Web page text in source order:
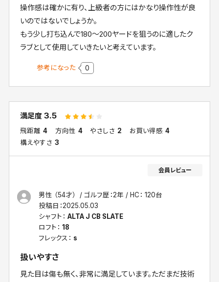
操作感は確かに有り、上級者の方にはかなり操作性が良
いのではないでしょうか。
もう少し打ち込んで180〜200ヤードを狙うのに適したク
ラブとして使用していきたいと考えています。
参考になった 0
満足度3.5
飛距離 4 方向性 4 やさしさ 2 お買い得感 4
構えやすさ 3
男性 （54才） ゴルフ歴：2年
HC： 120台
投稿日：2025.05.03
シャフト： ALTA J CB SLATE
ロフト： 18
フレックス： s
扱いやすさ
見た目は傷も無く、非常に満足しています。ただまだ技術